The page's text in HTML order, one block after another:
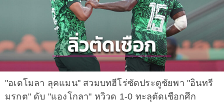
"อเดโมลา ลุคแมน" สวมบทฮีโร่ซัดประตูชัยพา "อินทรี
มรกต" ดับ "แองโกลา" หวิวด 1-0 ทะลุตัดเชือกศึก